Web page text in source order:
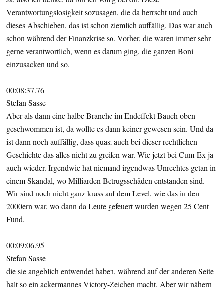
Verantwortungslosigkeit sozusagen, die da herrscht und auch
dieses Abschieben, das ist schon ziemlich auffällig. Das war auch
schon während der Finanzkrise so. Vorher, die waren immer sehr
gerne verantwortlich, wenn es darum ging, die ganzen Boni
einzusacken und so.
00:08:37.76
Stefan Sasse
Aber als dann eine halbe Branche im Endeffekt Bauch oben
geschwommen ist, da wollte es dann keiner gewesen sein. Und da
ist dann noch auffällig, dass quasi auch bei dieser rechtlichen
Geschichte das alles nicht zu greifen war. Wie jetzt bei Cum-Ex ja
auch wieder. Irgendwie hat niemand irgendwas Unrechtes getan in
einem Skandal, wo Milliarden Betrugsschäden entstanden sind.
Wir sind noch nicht ganz krass auf dem Level, wie das in den
2000ern war, wo dann da Leute gefeuert wurden wegen 25 Cent
Fund.
00:09:06.95
Stefan Sasse
die sie angeblich entwendet haben, während auf der anderen Seite
halt so ein ackermannes Victory-Zeichen macht. Aber wir nähern